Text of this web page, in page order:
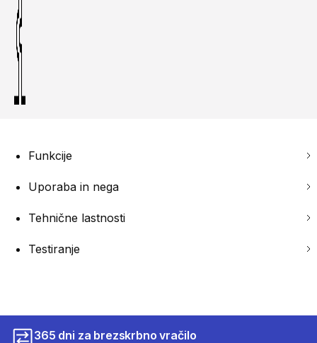
Funkcije
Uporaba in nega
Tehnične lastnosti
Testiranje
365 dni za brezskrbno vračilo